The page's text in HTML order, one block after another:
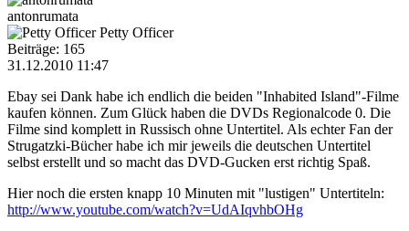
antonrumata
Petty Officer
Beiträge: 165
31.12.2010 11:47
Ebay sei Dank habe ich endlich die beiden "Inhabited Island"-Filme
kaufen können. Zum Glück haben die DVDs Regionalcode 0. Die
Filme sind komplett in Russisch ohne Untertitel. Als echter Fan der
Strugatzki-Bücher habe ich mir jeweils die deutschen Untertitel
selbst erstellt und so macht das DVD-Gucken erst richtig Spaß.
Hier noch die ersten knapp 10 Minuten mit "lustigen" Untertiteln:
http://www.youtube.com/watch?v=UdAIqvhbOHg